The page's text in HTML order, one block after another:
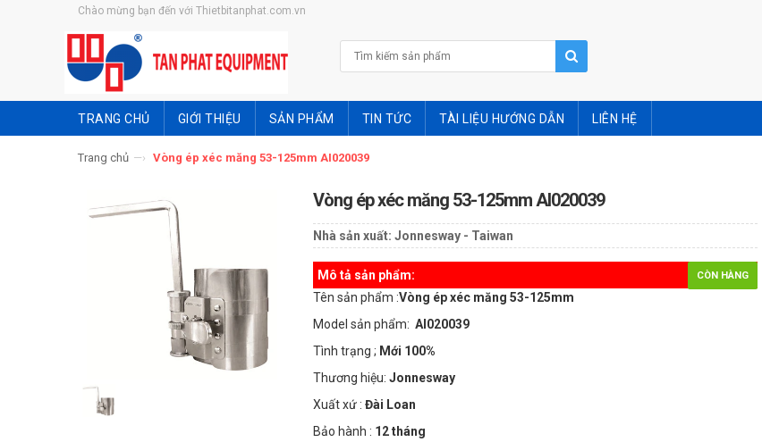
Chào mừng bạn đến với Thietbitanphat.com.vn
TRANG CHỦ GIỚI THIỆU SẢN PHẨM TIN TỨC TÀI LIỆU HƯỚNG DẪN LIÊN HỆ
Trang chủ —› Vòng ép xéc măng 53-125mm AI020039
Vòng ép xéc măng 53-125mm AI020039
Nhà sản xuất: Jonnesway - Taiwan
CÒN HÀNG
Mô tả sản phẩm:
Tên sản phẩm :Vòng ép xéc măng 53-125mm
Model sản phẩm: AI020039
Tình trạng ; Mới 100%
Thương hiệu:Jonnesway
Xuất xứ :Đài Loan
Bảo hành : 12 tháng